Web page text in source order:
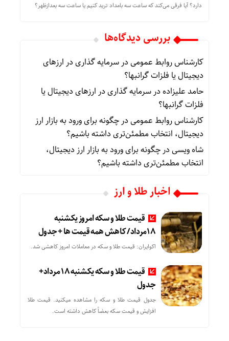
دارد؟ آیا فرقی می‌کند که ساعت سه بامداد ترید کنیم یا ساعت سه بعدازظهر؟
بررسی دیدگاه‌ها
کارشناس روابط عمومیدرسرمایه گذاری در ارزهای
دیجیتال یا فلزات گرانبها؟
حامد علیزادهدرسرمایه گذاری در ارزهای دیجیتال یا
فلزات گرانبها؟
کارشناس روابط عمومیدرچگونه برای ورود به بازار ارز
دیجیتال، انتخاب مطمئن‌تری داشته باشیم؟
شاه ویسیدرچگونه برای ورود به بازار ارز دیجیتال،
انتخاب مطمئن‌تری داشته باشیم؟
اخبار طلا و ارز
قیمت طلا و سکه امروز یکشنبه
18مرداد/ کاهش همه قیمت ها + جدول
اکوایران: قیمت طلا و سکه در معاملات امروز کاهشی شد.
قیمت طلا و سکه یکشنبه 18 مرداد+
جدول
جدول قیمت طلا و سکه را مشاهده میکنید. قیمت‌ طلا
افزایش و قیمت سکه بعضاً کاهش داشته است.